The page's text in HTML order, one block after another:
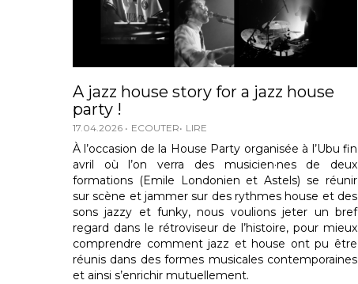
A jazz house story for a jazz house
party !
17.04.2026 ECOUTER LIRE
À l’occasion de la House Party organisée à l’Ubu fin
avril où l’on verra des musicien·nes de deux
formations (Emile Londonien et Astels) se réunir
sur scène et jammer sur des rythmes house et des
sons jazzy et funky, nous voulions jeter un bref
regard dans le rétroviseur de l’histoire, pour mieux
comprendre comment jazz et house ont pu être
réunis dans des formes musicales contemporaines
et ainsi s’enrichir mutuellement.